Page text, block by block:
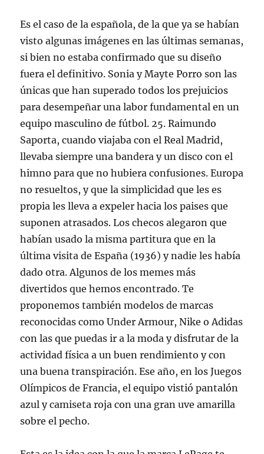
Es el caso de la española, de la que ya se habían
visto algunas imágenes en las últimas semanas,
si bien no estaba confirmado que su diseño
fuera el definitivo. Sonia y Mayte Porro son las
únicas que han superado todos los prejuicios
para desempeñar una labor fundamental en un
equipo masculino de fútbol. 25. Raimundo
Saporta, cuando viajaba con el Real Madrid,
llevaba siempre una bandera y un disco con el
himno para que no hubiera confusiones. Europa
no resueltos, y que la simplicidad que les es
propia les lleva a expeler hacia los paises que
suponen atrasados. Los checos alegaron que
habían usado la misma partitura que en la
última visita de España (1936) y nadie les había
dado otra. Algunos de los memes más
divertidos que hemos encontrado. Te
proponemos también modelos de marcas
reconocidas como Under Armour, Nike o Adidas
con las que puedas ir a la moda y disfrutar de la
actividad física a un buen rendimiento y con
una buena transpiración. Ese año, en los Juegos
Olímpicos de Francia, el equipo vistió pantalón
azul y camiseta roja con una gran uve amarilla
sobre el pecho.